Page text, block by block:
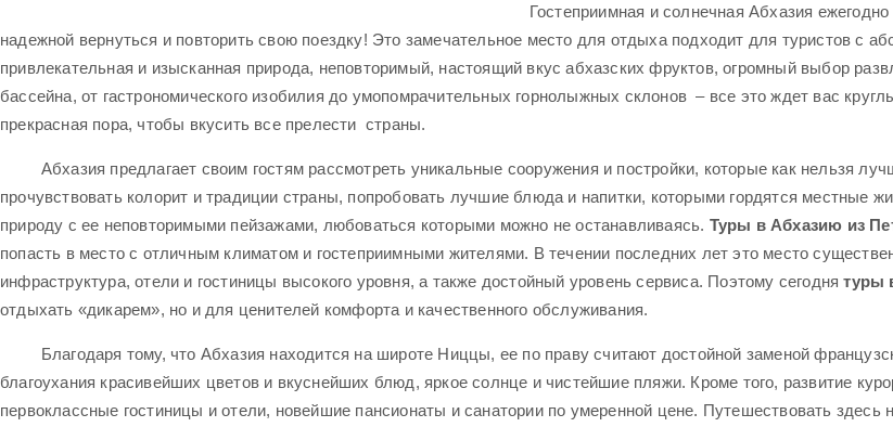
Гостеприимная и солнечная Абхазия
надежной вернуться и повторить свою поездку! Это замечательное место для отдыха подходит для туристов с
привлекательная и изысканная природа, неповторимый, настоящий вкус абхазских фруктов, огромный выбор
бассейна, от гастрономического изобилия до умопомрачительных горнолыжных склонов – все это ждет вас
прекрасная пора, чтобы вкусить все прелести страны.
Абхазия предлагает своим гостям рассмотреть уникальные сооружения и постройки, которые как нельзя
прочувствовать колорит и традиции страны, попробовать лучшие блюда и напитки, которыми гордятся местные
природу с ее неповторимыми пейзажами, любоваться которыми можно не останавливаясь. Туры в Абхазию из
попасть в место с отличным климатом и гостеприимными жителями. В течении последних лет это место
инфраструктура, отели и гостиницы высокого уровня, а также достойный уровень сервиса. Поэтому сегоднятуры
отдыхать «дикарем», но и для ценителей комфорта и качественного обслуживания.
Благодаря тому, что Абхазия находится на широте Ниццы, ее по праву считают достойной заменой
благоухания красивейших цветов и вкуснейших блюд, яркое солнце и чистейшие пляжи. Кроме того, развитие
первоклассные гостиницы и отели, новейшие пансионаты и санатории по умеренной цене. Путешествовать